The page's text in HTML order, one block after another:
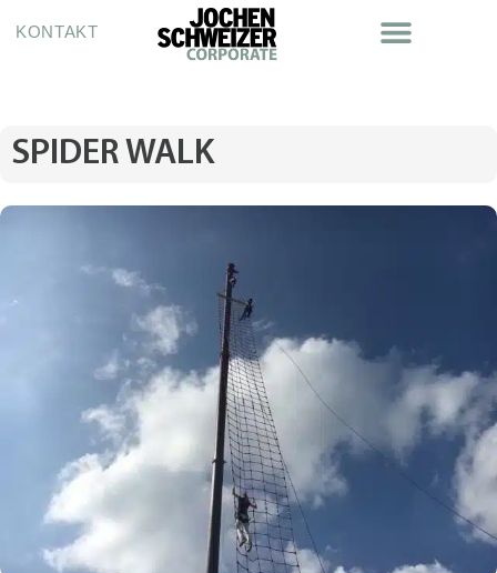
KONTAKT
SPIDER WALK